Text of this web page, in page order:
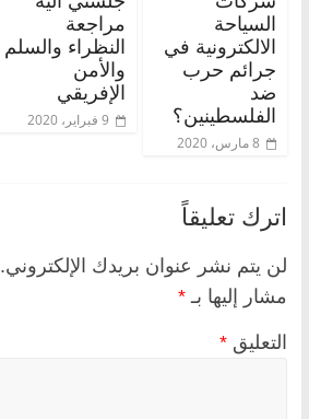
السياحة
الالكترونية في
جرائم حرب
ضد
الفلسطينين؟
8 مارس، 2020
مراجعة
النظراء والسلم
والأمن
الإفريقي
9 فبراير، 2020
اترك تعليقاً
لن يتم نشر عنوان بريدك الإلكتروني.
مشار إليها بـ *
التعليق *